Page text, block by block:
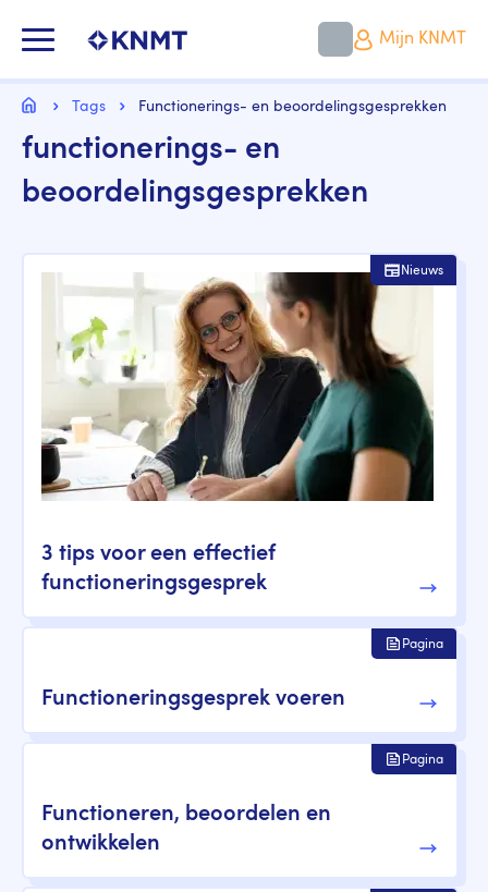
naar
gaan
Mijn KNMT
Kruimelpad
HomeTags Functionerings- en beoordelingsgesprekken
functionerings- en
beoordelingsgesprekken
3 tips voor een effectief
functioneringsgesprek
Nieuws
Functioneringsgesprek voeren
Pagina
Functioneren, beoordelen en
ontwikkelen
Pagina